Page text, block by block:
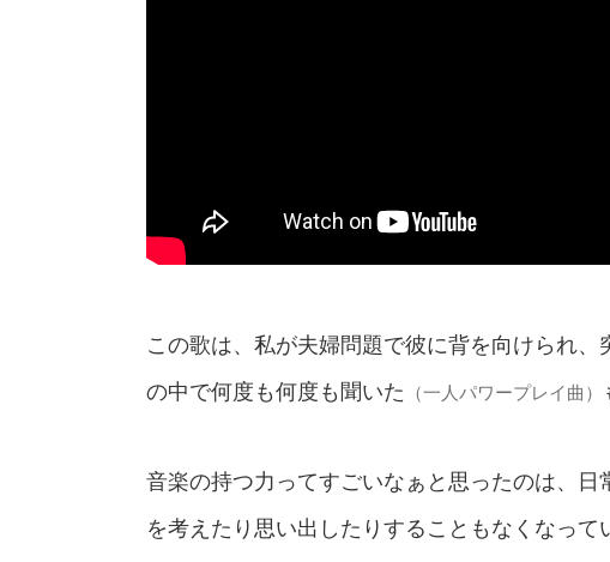
この歌は、私が夫婦問題で彼に背を向けられ
の中で何度も何度も聞いた
（一人パワープレイ曲）
音楽の持つ力ってすごいなぁと思ったのは、
を考えたり思い出したりすることもなくなっ